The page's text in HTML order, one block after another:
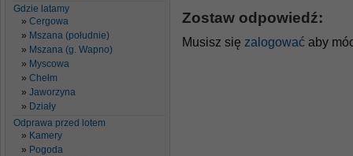
Gdzie latamy
Cergowa
Mszana (południe)
Mszana (g. Wapno)
Myscowa
Chełm
Jaworzyna
Działy
Odprawa przed lotem
Kamery
Pogoda
Zostaw odpowiedź:
Musisz się zalogować aby